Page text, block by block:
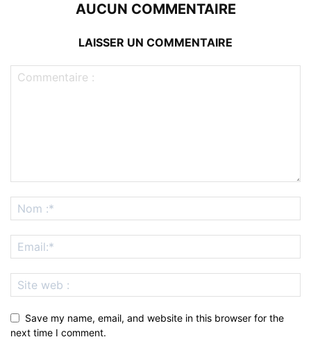
AUCUN COMMENTAIRE
LAISSER UN COMMENTAIRE
Save my name, email, and website in this browser for the
next time I comment.